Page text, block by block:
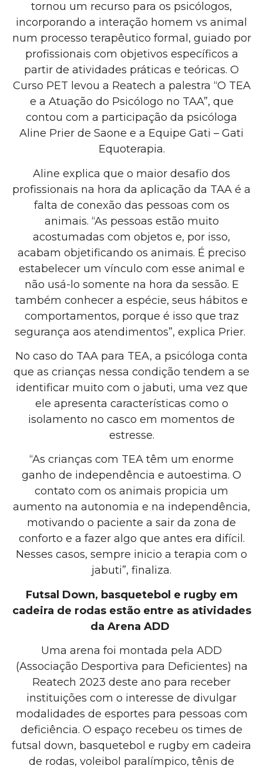
tornou um recurso para os psicólogos,
incorporando a interação homem vs animal
num processo terapêutico formal, guiado por
profissionais com objetivos específicos a
partir de atividades práticas e teóricas. O
Curso PET levou a Reatech a palestra “O TEA
e a Atuação do Psicólogo no TAA”, que
contou com a participação da psicóloga
Aline Prier de Saone e a Equipe Gati – Gati
Equoterapia.
Aline explica que o maior desafio dos
profissionais na hora da aplicação da TAA é a
falta de conexão das pessoas com os
animais. “As pessoas estão muito
acostumadas com objetos e, por isso,
acabam objetificando os animais. É preciso
estabelecer um vínculo com esse animal e
não usá-lo somente na hora da sessão. E
também conhecer a espécie, seus hábitos e
comportamentos, porque é isso que traz
segurança aos atendimentos”, explica Prier.
No caso do TAA para TEA, a psicóloga conta
que as crianças nessa condição tendem a se
identificar muito com o jabuti, uma vez que
ele apresenta características como o
isolamento no casco em momentos de
estresse.
“As crianças com TEA têm um enorme
ganho de independência e autoestima. O
contato com os animais propicia um
aumento na autonomia e na independência,
motivando o paciente a sair da zona de
conforto e a fazer algo que antes era difícil.
Nesses casos, sempre inicio a terapia com o
jabuti”, finaliza.
Futsal Down, basquetebol e rugby em
cadeira de rodas estão entre as atividades
da Arena ADD
Uma arena foi montada pela ADD
(Associação Desportiva para Deficientes) na
Reatech 2023 deste ano para receber
instituições com o interesse de divulgar
modalidades de esportes para pessoas com
deficiência. O espaço recebeu os times de
futsal down, basquetebol e rugby em cadeira
de rodas, voleibol paralímpico, tênis de